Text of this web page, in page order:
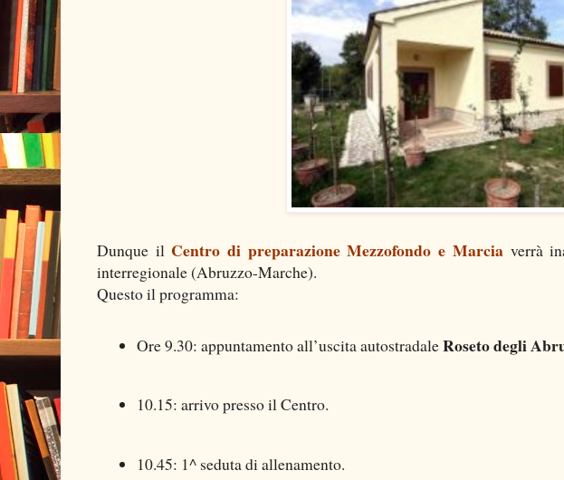
Dunque il Centro di preparazione Mezzofondo e Marciaverrà
interregionale (Abruzzo-Marche).
Questo il programma:
Ore 9.30: appuntamento all’uscita autostradaleRoseto degli
10.15: arrivo presso il Centro.
10.45: 1^ seduta di allenamento.